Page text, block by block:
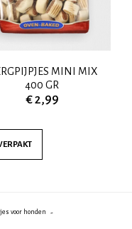
MINI MIX
400 GR
€ 2,99
voor honden